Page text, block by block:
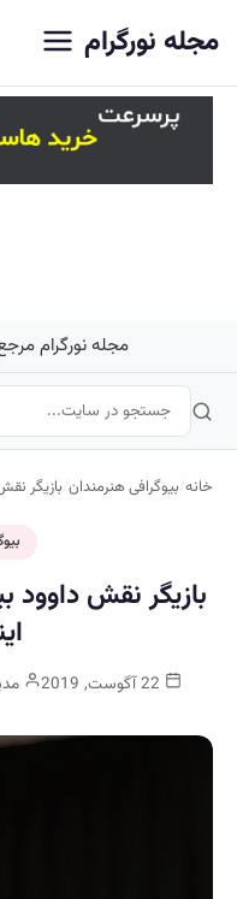
مجله نورگرام
مجله نورگرام
خانه/بیوگرافی هنرمندان/بازیگر
بازیگر نقش داوود